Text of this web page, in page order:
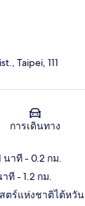
แผนที่
Taipei, 111
การเดินทาง
นาที- 0.2 กม.
าที- 1.2 กม.
ตร์แห่งชาติไต้หวัน